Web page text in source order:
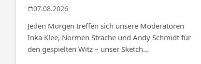
07.08.2026
Jeden Morgen treffen sich unsere Moderatoren
Inka Klee, Normen Sträche und Andy Schmidt für
den gespielten Witz – unser Sketch...